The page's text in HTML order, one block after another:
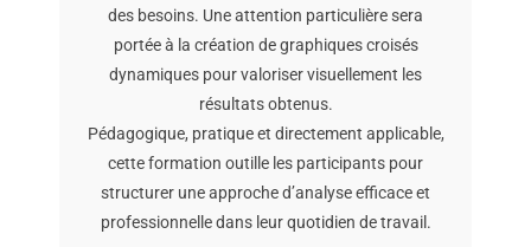
des besoins. Une attention particulière sera
portée à la création de graphiques croisés
dynamiques pour valoriser visuellement les
résultats obtenus.
Pédagogique, pratique et directement applicable,
cette formation outille les participants pour
structurer une approche d’analyse efficace et
professionnelle dans leur quotidien de travail.